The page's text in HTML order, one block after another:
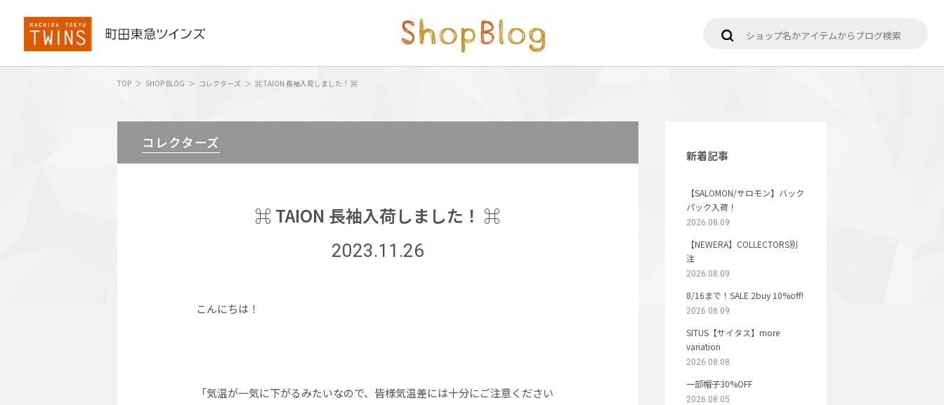
TOP SHOP BLOG コレクターズ ⌘ TAION 長袖入荷しました！ ⌘
コレクターズ
⌘ TAION 長袖入荷しました！ ⌘
2023.11.26
こんにちは！
「気温が一気に下がるみたいなので、皆様気温差には十分にご注意ください
新着記事
【SALOMON/サロモン】バック
パック入荷！
2026.08.09
【NEWERA】COLLECTORS別
注
2026.08.09
8/16まで！SALE 2buy 10%off!
2026.08.09
SITUS【サイタス】more
variation
2026.08.08
一部帽子30%OFF
2026.08.05